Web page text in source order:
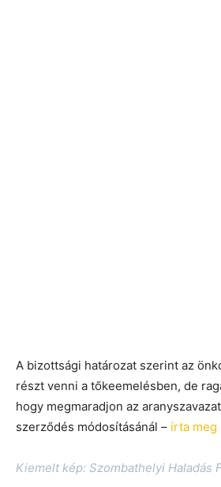
A bizottsági határozat szerint az
részt venni a tőkeemelésben, de
hogy megmaradjon az
szerződés módosításánál – írta meg
Kiemelt kép: Szombathelyi Haladás